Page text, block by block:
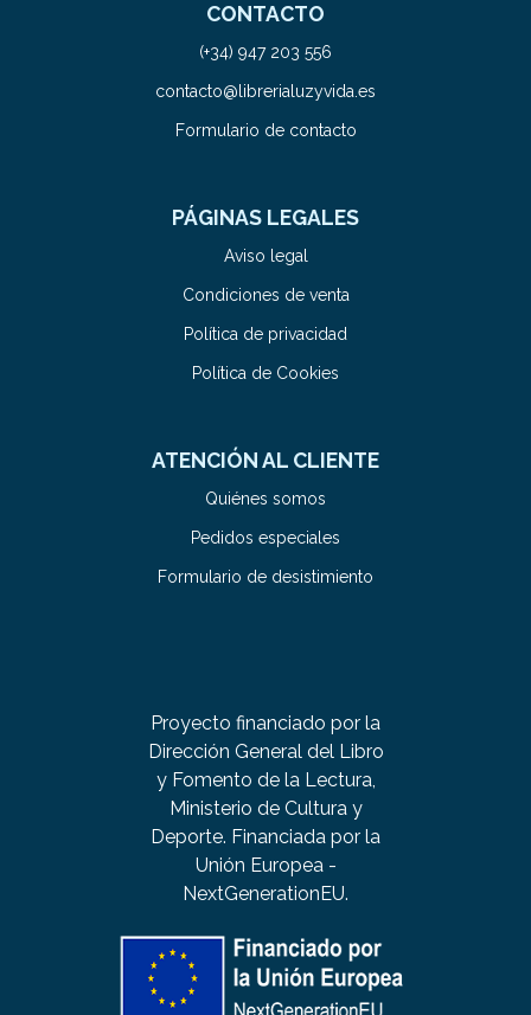
CONTACTO
(+34) 947 203 556
contacto@librerialuzyvida.es
Formulario de contacto
PÁGINAS LEGALES
Aviso legal
Condiciones de venta
Política de privacidad
Política de Cookies
ATENCIÓN AL CLIENTE
Quiénes somos
Pedidos especiales
Formulario de desistimiento
Proyecto financiado por la
Dirección General del Libro
y Fomento de la Lectura,
Ministerio de Cultura y
Deporte. Financiada por la
Unión Europea -
NextGenerationEU.